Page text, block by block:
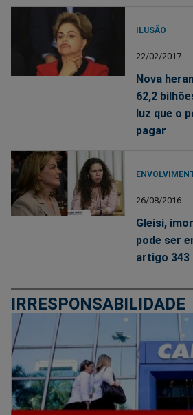
ILUSÃO
22/02/2017
Nova
62,2
luz que o
pagar
26/08/2016
Gleisi,
pode ser
artigo 343
IRRESPONSABILIDADE